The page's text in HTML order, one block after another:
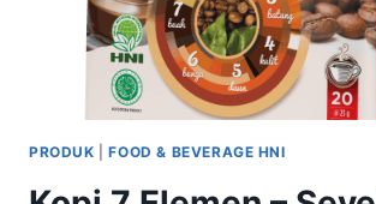
PRODUK |FOOD & BEVERAGE HNI